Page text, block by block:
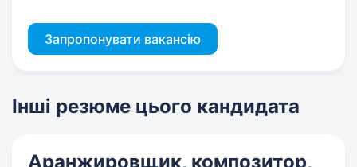
Запропонувати вакансію
Інші резюме цього кандидата
Аранжировщик, композитор,